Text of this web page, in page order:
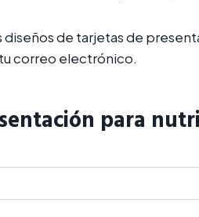
diseños de tarjetas de
correo electrónico.
para